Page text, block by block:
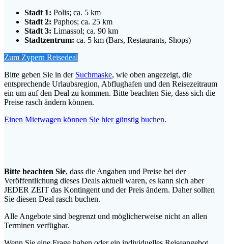
Stadt 1: Polis; ca. 5 km
Stadt 2: Paphos; ca. 25 km
Stadt 3: Limassol; ca. 90 km
Stadtzentrum: ca. 5 km (Bars, Restaurants, Shops)
Zum Zypern Reisedeal
Bitte geben Sie in der Suchmaske, wie oben angezeigt, die
entsprechende Urlaubsregion, Abflughafen und den Reisezeitraum
ein um auf den Deal zu kommen. Bitte beachten Sie, dass sich die
Preise rasch ändern können.
Einen Mietwagen können Sie hier günstig buchen.
Bitte beachten Sie, dass die Angaben und Preise bei der
Veröffentlichung dieses Deals aktuell waren, es kann sich aber
JEDER ZEIT das Kontingent und der Preis ändern. Daher sollten
Sie diesen Deal rasch buchen.
Alle Angebote sind begrenzt und möglicherweise nicht an allen
Terminen verfügbar.